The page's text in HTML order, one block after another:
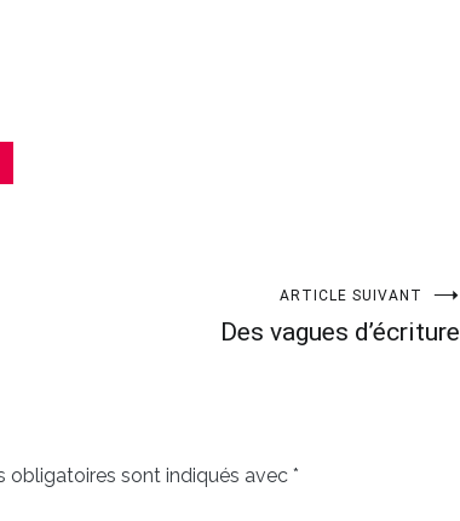
ARTICLE SUIVANT
Des vagues d’écriture
obligatoires sont indiqués avec *